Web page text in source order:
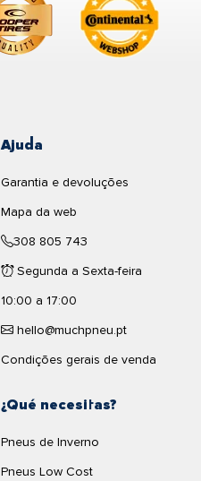
¿Qué necesitas?
Pneus de Inverno
Pneus Low Cost
Ajuda
Garantia e devoluções
Mapa da web
308 805 743
Segunda a Sexta-feira
10:00 a 17:00
hello@muchpneu.pt
Condições gerais de venda